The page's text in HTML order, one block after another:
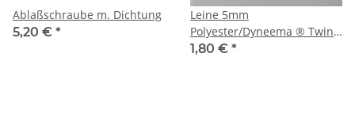
Ablaßschraube m. Dichtung
5,20 € *
Leine 5mm
Polyester/Dyneema ® Twin
rot
1,80 € *